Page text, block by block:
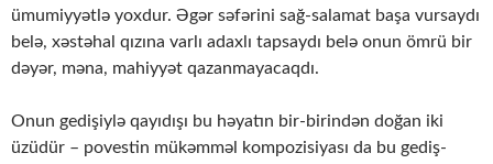
ümumiyyətlə yoxdur. Əgər səfərini sağ-salamat başa vursaydı
belə, xəstəhal qızına varlı adaxlı tapsaydı belə onun ömrü bir
dəyər, məna, mahiyyət qazanmayacaqdı.
Onun gedişiylə qayıdışı bu həyatın bir-birindən doğan iki
üzüdür – povestin mükəmməl kompozisiyası da bu gediş-